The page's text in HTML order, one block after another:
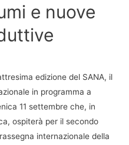
e nuove
edizione del SANA, il
in programma a
11 settembre che, in
ospiterà per il secondo
internazionale della